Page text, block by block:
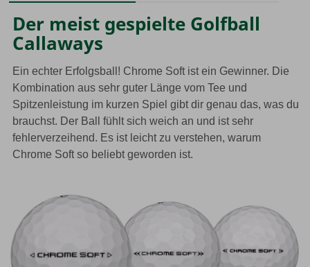
Der meist gespielte Golfball
Callaways
Ein echter Erfolgsball! Chrome Soft ist ein Gewinner. Die
Kombination aus sehr guter Länge vom Tee und
Spitzenleistung im kurzen Spiel gibt dir genau das, was du
brauchst. Der Ball fühlt sich weich an und ist sehr
fehlerverzeihend. Es ist leicht zu verstehen, warum
Chrome Soft so beliebt geworden ist.